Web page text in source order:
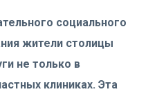
социального
жители столицы
не только в
клиниках. Эта